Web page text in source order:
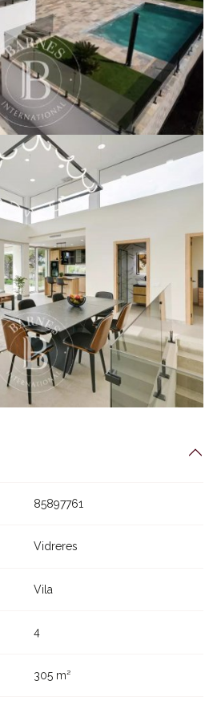
85897761
Vidreres
Vila
4
305 m²